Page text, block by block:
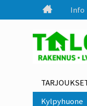
Info
Kylpyhuone